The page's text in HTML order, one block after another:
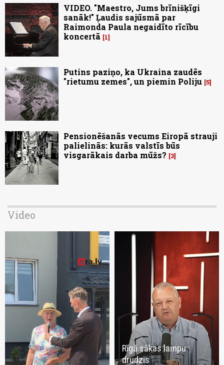
VIDEO. "Maestro, Jums brīnišķīgi
sanāk!" Ļaudis sajūsmā par
Raimonda Paula negaidīto rīcību
koncertā
1
Putins paziņo, ka Ukraina zaudēs
"rietumu zemes", un piemin Poliju 5
Pensionēšanās vecums Eiropā strauji
palielinās: kurās valstīs būs
visgarākais darba mūžs? 3
Video
Rīgā sākas lampu
drudzis